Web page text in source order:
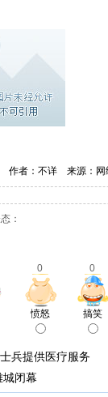
作者：不详 来源：
：
0 0
愤怒 搞笑
兵提供医疗服务
闭幕